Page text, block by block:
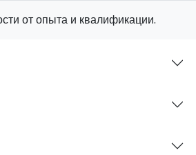
от опыта и квалификации.